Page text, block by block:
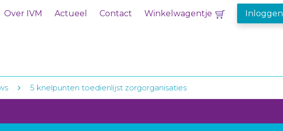
Over IVM Actueel Contact Winkelwagentje Inloggen
5 knelpunten toedienlijst zorgorganisaties